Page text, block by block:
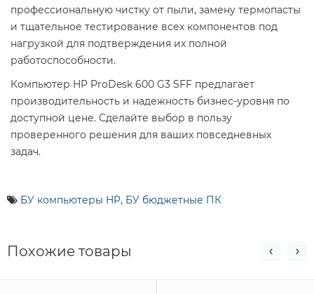
профессиональную чистку от пыли, замену термопасты
и тщательное тестирование всех компонентов под
нагрузкой для подтверждения их полной
работоспособности.
Компьютер HP ProDesk 600 G3 SFF предлагает
производительность и надежность бизнес-уровня по
доступной цене. Сделайте выбор в пользу
проверенного решения для ваших повседневных
задач.
БУ компьютеры HP, БУ бюджетные ПК
Похожие товары